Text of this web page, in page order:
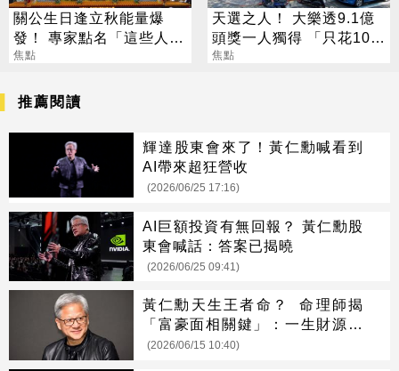
關公生日逢立秋能量爆
發！ 專家點名「這些人」
別亂拜
焦點
天選之人！ 大樂透9.1億
頭獎一人獨得 「只花100
元」買法曝光
焦點
推薦閱讀
輝達股東會來了！黃仁勳喊看到
AI帶來超狂營收
(2026/06/25 17:16)
AI巨額投資有無回報？ 黃仁勳股
東會喊話：答案已揭曉
(2026/06/25 09:41)
黃仁勳天生王者命？ 命理師揭
「富豪面相關鍵」：一生財源不
絕
(2026/06/15 10:40)